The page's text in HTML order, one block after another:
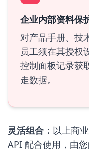
企业内部资料保
对产品手册、技
员工须在其授权
控制面板记录获
走数据。
灵活组合： 以上商
API 配合使用，由